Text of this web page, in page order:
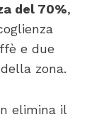
del 70%,
e due
zona.
elimina il